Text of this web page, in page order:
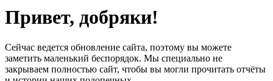
Привет, добряки!
Сейчас ведется обновление сайта, поэтому вы можете
заметить маленький беспорядок. Мы специально не
закрываем полностью сайт, чтобы вы могли прочитать отчёты